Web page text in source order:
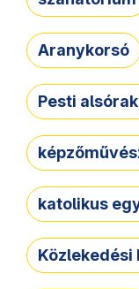
Aranykorsó
Pesti
katolikus
Közlekedési